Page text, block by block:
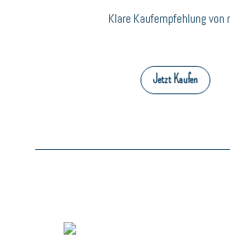
Klare Kaufempfehlung von
Jetzt Kaufen